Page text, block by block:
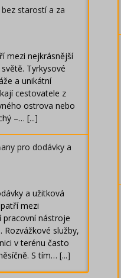
starostí a za
mezi nejkrásnější
Tyrkysové
a unikátní
cestovatele z
ostrova nebo
–… [...]
pro dodávky a
a užitková
mezi
pracovní nástroje
Rozvážkové služby,
v terénu často
S tím… [...]